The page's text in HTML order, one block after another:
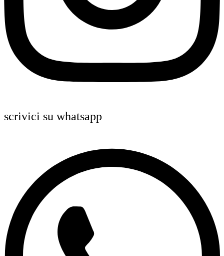
scrivici su whatsapp